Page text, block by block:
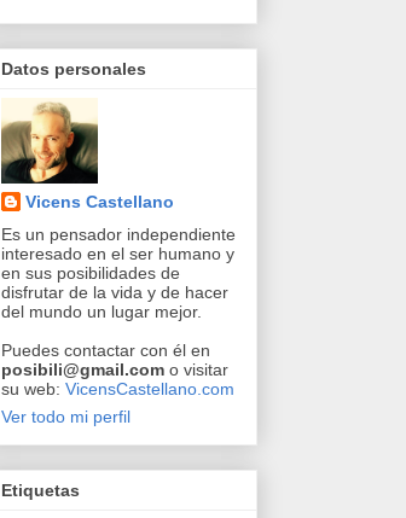
Datos personales
Vicens Castellano
Es un pensador independiente
interesado en el ser humano y
en sus posibilidades de
disfrutar de la vida y de hacer
del mundo un lugar mejor.
Puedes contactar con él en
posibili@gmail.com o visitar
su web: VicensCastellano.com
Ver todo mi perfil
Etiquetas